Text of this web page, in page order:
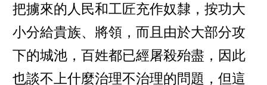
把擄來的人民和工匠充作奴隸，按功大
小分給貴族、將領，而且由於大部分攻
下的城池，百姓都已經屠殺殆盡，因此
也談不上什麼治理不治理的問題，但這